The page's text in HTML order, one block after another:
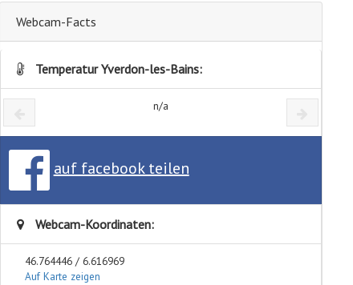
Webcam-Facts
Temperatur Yverdon-les-Bains:
n/a
auf facebook teilen
Webcam-Koordinaten:
46.764446 / 6.616969
Auf Karte zeigen